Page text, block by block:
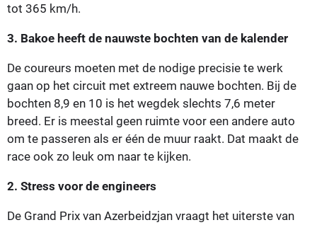
tot 365 km/h.
3. Bakoe heeft de nauwste bochten van de kalender
De coureurs moeten met de nodige precisie te werk
gaan op het circuit met extreem nauwe bochten. Bij de
bochten 8,9 en 10 is het wegdek slechts 7,6 meter
breed. Er is meestal geen ruimte voor een andere auto
om te passeren als er één de muur raakt. Dat maakt de
race ook zo leuk om naar te kijken.
2. Stress voor de engineers
De Grand Prix van Azerbeidzjan vraagt het uiterste van